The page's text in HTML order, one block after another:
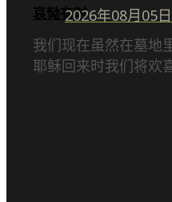
哀恸有时
我们现在虽然在墓地
耶稣回来时我们将欢
2026年08月05日